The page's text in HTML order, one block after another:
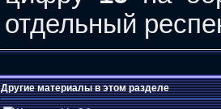
отдельный
Другие материалы в этом разделе